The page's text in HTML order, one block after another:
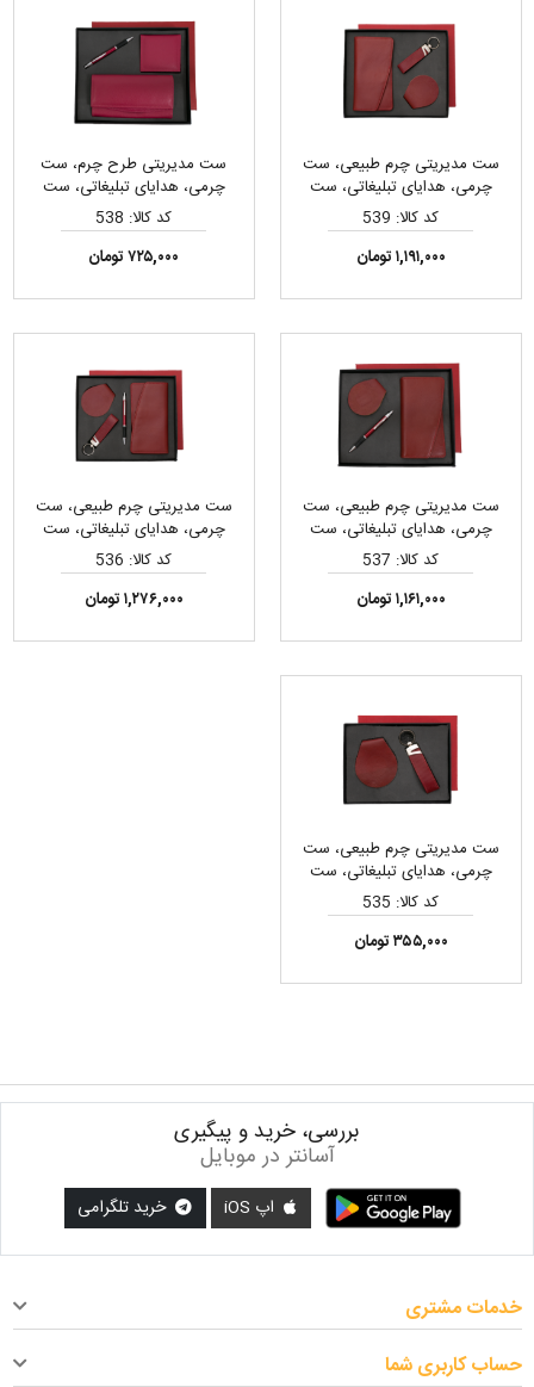
ست مدیریتی چرم طبیعی، ست
چرمی، هدایای تبلیغاتی، ست
هدیه
کد کالا: 539
۱,۱۹۱,۰۰۰ تومان
ست مدیریتی طرح چرم، ست
چرمی، هدایای تبلیغاتی، ست
هدیه
کد کالا: 538
۷۲۵,۰۰۰ تومان
ست مدیریتی چرم طبیعی، ست
چرمی، هدایای تبلیغاتی، ست
هدیه
کد کالا: 537
۱,۱۶۱,۰۰۰ تومان
ست مدیریتی چرم طبیعی، ست
چرمی، هدایای تبلیغاتی، ست
هدیه
کد کالا: 536
۱,۲۷۶,۰۰۰ تومان
ست مدیریتی چرم طبیعی، ست
چرمی، هدایای تبلیغاتی، ست
هدیه
کد کالا: 535
۳۵۵,۰۰۰ تومان
بررسی، خرید و پیگیری
آسانتر در موبایل
اپ iOS خرید تلگرامی
خدمات مشتری
حساب کاربری شما